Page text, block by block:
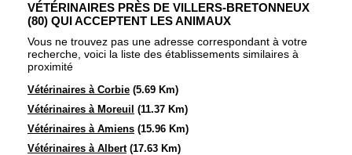
VÉTÉRINAIRES PRÈS DE VILLERS-BRETONNEUX
(80) QUI ACCEPTENT LES ANIMAUX
Vous ne trouvez pas une adresse correspondant à votre
recherche, voici la liste des établissements similaires à
proximité
Vétérinaires à Corbie (5.69 Km)
Vétérinaires à Moreuil (11.37 Km)
Vétérinaires à Amiens (15.96 Km)
Vétérinaires à Albert(17.63 Km)